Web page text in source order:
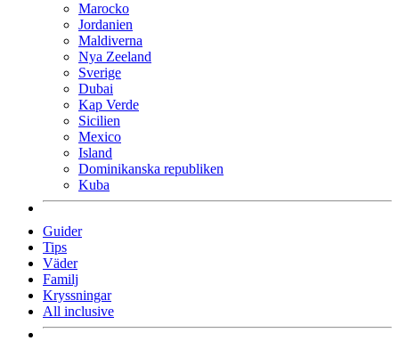
Marocko
Jordanien
Maldiverna
Nya Zeeland
Sverige
Dubai
Kap Verde
Sicilien
Mexico
Island
Dominikanska republiken
Kuba
Guider
Tips
Väder
Familj
Kryssningar
All inclusive